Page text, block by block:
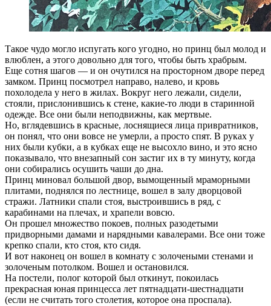
Такое чудо могло испугать кого угодно, но принц был молод и
влюблен, а этого довольно для того, чтобы быть храбрым.
Еще сотня шагов — и он очутился на просторном дворе перед
замком. Принц посмотрел направо, налево, и кровь
похолодела у него в жилах. Вокруг него лежали, сидели,
стояли, прислонившись к стене, какие-то люди в старинной
одежде. Все они были неподвижны, как мертвые.
Но, вглядевшись в красные, лоснящиеся лица привратников,
он понял, что они вовсе не умерли, а просто спят. В руках у
них были кубки, а в кубках еще не высохло вино, и это ясно
показывало, что внезапный сон застиг их в ту минуту, когда
они собирались осушить чаши до дна.
Принц миновал большой двор, вымощенный мраморными
плитами, поднялся по лестнице, вошел в залу дворцовой
стражи. Латники спали стоя, выстроившись в ряд, с
карабинами на плечах, и храпели вовсю.
Он прошел множество покоев, полных разодетыми
придворными дамами и нарядными кавалерами. Все они тоже
крепко спали, кто стоя, кто сидя.
И вот наконец он вошел в комнату с золочеными стенами и
золоченым потолком. Вошел и остановился.
На постели, полог которой был откинут, покоилась
прекрасная юная принцесса лет пятнадцати-шестнадцати
(если не считать того столетия, которое она проспала).